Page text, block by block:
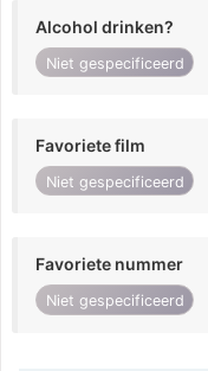
Alcohol drinken?
Niet gespecificeerd
Favoriete film
Niet gespecificeerd
Favoriete nummer
Niet gespecificeerd